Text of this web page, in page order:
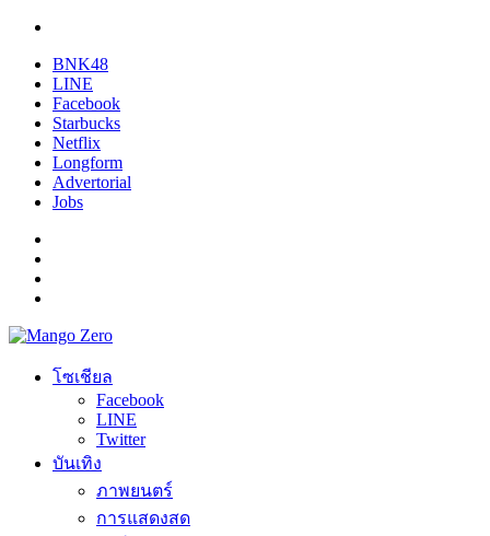
BNK48
LINE
Facebook
Starbucks
Netflix
Longform
Advertorial
Jobs
โซเชียล
Facebook
LINE
Twitter
บันเทิง
ภาพยนตร์
การแสดงสด